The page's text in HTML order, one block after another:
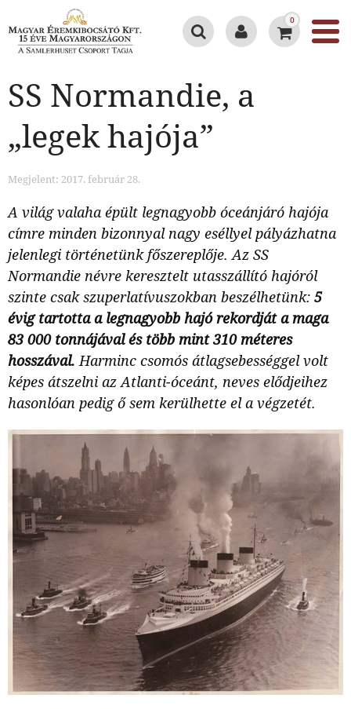
0
SS Normandie, a
„legek hajója”
Megjelent: 2017. február 28.
A világ valaha épült legnagyobb óceánjáró hajója
címre minden bizonnyal nagy eséllyel pályázhatna
jelenlegi történetünk főszereplője. Az SS
Normandie névre keresztelt utasszállító hajóról
szinte csak szuperlatívuszokban beszélhetünk: 5
évig tartotta a legnagyobb hajó rekordját a maga
83 000 tonnájával és több mint 310 méteres
hosszával. Harminc csomós átlagsebességgel volt
képes átszelni az Atlanti-óceánt, neves elődjeihez
hasonlóan pedig ő sem kerülhette el a végzetét.